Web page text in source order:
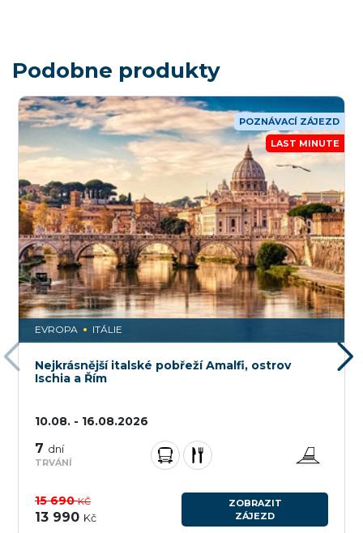
Podobne produkty
POZNÁVACÍ ZÁJEZD
LAST MINUTE
EVROPA ITÁLIE
Nejkrásnější italské pobřeží Amalfi, ostrov
Ischia a Řím
10.08. - 16.08.2026
7 dní
TRVÁNÍ
15 690KČ
13 990 Kč
ZOBRAZIT
ZÁJEZD